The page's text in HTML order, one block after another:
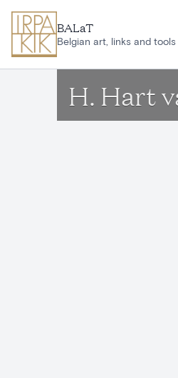
BALaT
Belgian art, links and tools
H. Hart